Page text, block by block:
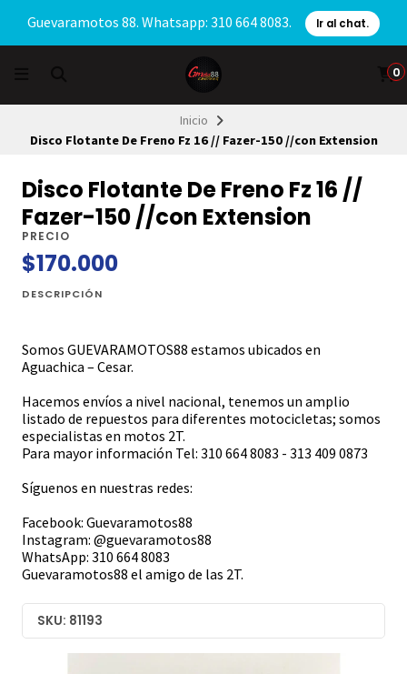
Guevaramotos 88. Whatsapp: 310 664 8083. Ir al chat.
0
Inicio
Disco Flotante De Freno Fz 16 // Fazer-150 //con Extension
Disco Flotante De Freno Fz 16 //
Fazer-150 //con Extension
PRECIO
$170.000
DESCRIPCIÓN
Somos GUEVARAMOTOS88 estamos ubicados en
Aguachica – Cesar.
Hacemos envíos a nivel nacional, tenemos un amplio
listado de repuestos para diferentes motocicletas; somos
especialistas en motos 2T.
Para mayor información Tel: 310 664 8083 - 313 409 0873
Síguenos en nuestras redes:
Facebook: Guevaramotos88
Instagram: @guevaramotos88
WhatsApp: 310 664 8083
Guevaramotos88 el amigo de las 2T.
SKU: 81193